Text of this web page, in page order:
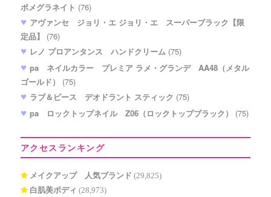
ポメグラネイト (76)
アヴァンセ ジョリ・エ ジョリ・エ スーパーブラック【限
定品】
(76)
レノ プロアンタンス ハンドクリーム (75)
pa ネイルカラー プレミア ラメ・グランデ AA48（メタル
ゴールド）
(75)
ラブ＆ピース デオドラント スティック (75)
pa ロックトップネイル Z06（ロックトップブラック）
(75)
アクセスランキング
メイクアップ 人気ブランド (29,825)
白肌美ボディ (28,973)